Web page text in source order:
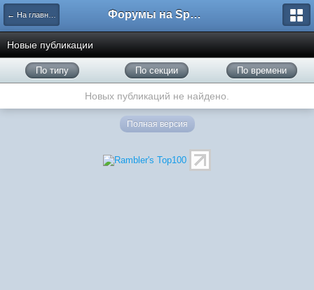
← На главную Форумы на Sportbox.ru
Новые публикации
По типу По секции По времени
Новых публикаций не найдено.
Полная версия